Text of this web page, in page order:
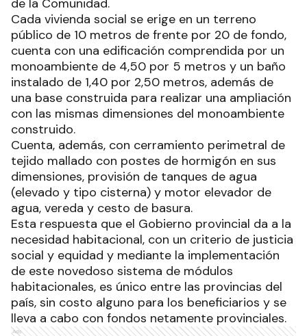
de la Comunidad.
Cada vivienda social se erige en un terreno
público de 10 metros de frente por 20 de fondo,
cuenta con una edificación comprendida por un
monoambiente de 4,50 por 5 metros y un baño
instalado de 1,40 por 2,50 metros, además de
una base construida para realizar una ampliación
con las mismas dimensiones del monoambiente
construido.
Cuenta, además, con cerramiento perimetral de
tejido mallado con postes de hormigón en sus
dimensiones, provisión de tanques de agua
(elevado y tipo cisterna) y motor elevador de
agua, vereda y cesto de basura.
Esta respuesta que el Gobierno provincial da a la
necesidad habitacional, con un criterio de justicia
social y equidad y mediante la implementación
de este novedoso sistema de módulos
habitacionales, es único entre las provincias del
país, sin costo alguno para los beneficiarios y se
lleva a cabo con fondos netamente provinciales.
Ads